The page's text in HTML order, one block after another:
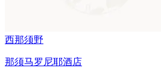
西那须野
那须马罗尼耶酒店